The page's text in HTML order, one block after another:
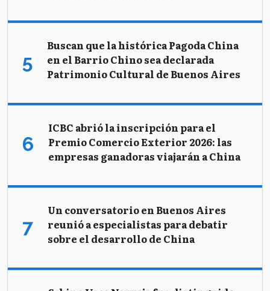
Buscan que la histórica Pagoda China
en el Barrio Chino sea declarada
Patrimonio Cultural de Buenos Aires
ICBC abrió la inscripción para el
Premio Comercio Exterior 2026: las
empresas ganadoras viajarán a China
Un conversatorio en Buenos Aires
reunió a especialistas para debatir
sobre el desarrollo de China